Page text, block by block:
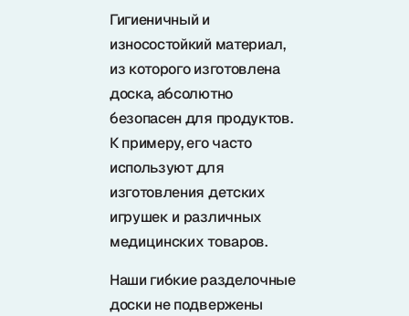
Samura в соцсетях
Гигиеничный и
износостойкий материал,
из которого изготовлена
доска, абсолютно
безопасен для продуктов.
К примеру, его часто
используют для
изготовления детских
игрушек и различных
медицинских товаров.
Наши гибкие разделочные
доски не подвержены